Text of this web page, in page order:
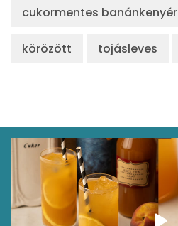
cukormentes banánkenyér
körözött tojásleves